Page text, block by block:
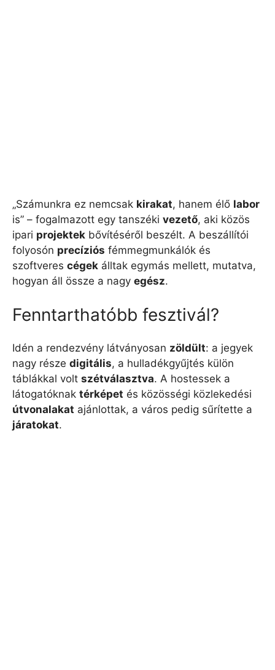
„Számunkra ez nemcsak kirakat, hanem élő labor
is” – fogalmazott egy tanszéki vezető, aki közös
ipari projektek bővítéséről beszélt. A beszállítói
folyosón precíziós fémmegmunkálók és
szoftveres cégek álltak egymás mellett, mutatva,
hogyan áll össze a nagy egész.
Fenntarthatóbb fesztivál?
Idén a rendezvény látványosan zöldült: a jegyek
nagy része digitális, a hulladékgyűjtés külön
táblákkal volt szétválasztva. A hostessek a
látogatóknak térképet és közösségi közlekedési
útvonalakat ajánlottak, a város pedig sűrítette a
járatokat.